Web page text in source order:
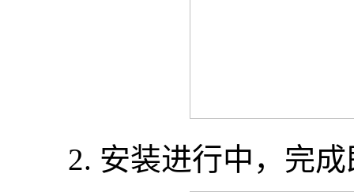
2. 安装进行中，完成